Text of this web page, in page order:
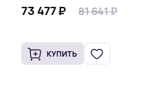
73 477 ₽ 81 641 ₽
КУПИТЬ